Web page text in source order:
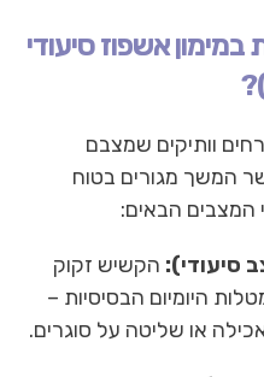
אשפוז סיעודי
וותיקים שמצבם
המשך מגורים בטוח
המצבים הבאים:
סיעודי): הקשיש זקוק
היומיום הבסיסיות –
או שליטה על סוגרים.